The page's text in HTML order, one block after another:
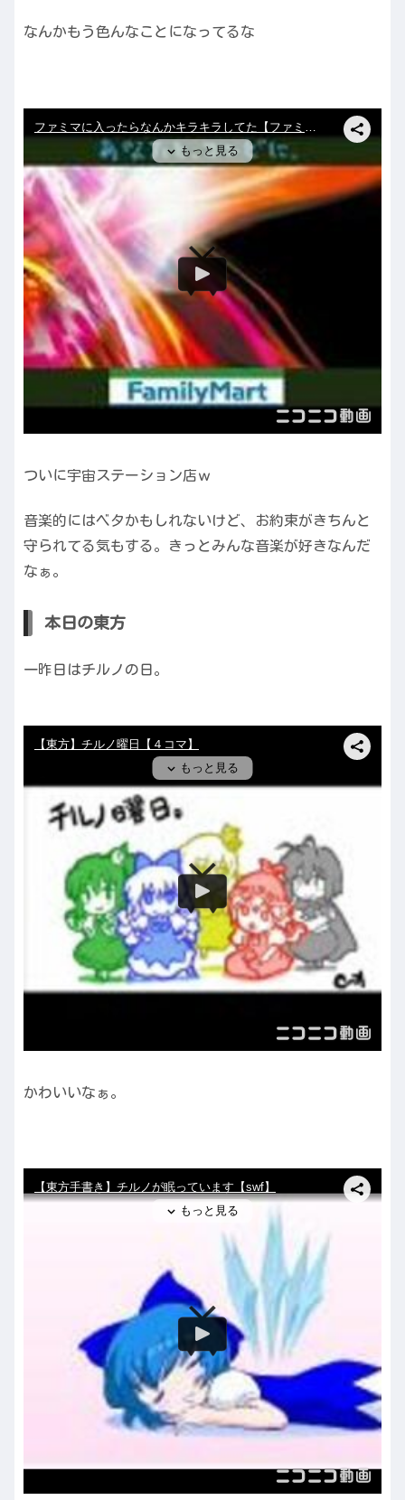
なんかもう色んなことになってるな
ついに宇宙ステーション店ｗ
音楽的にはベタかもしれないけど、お約束がきちんと
守られてる気もする。きっとみんな音楽が好きなんだ
なぁ。
本日の東方
一昨日はチルノの日。
かわいいなぁ。